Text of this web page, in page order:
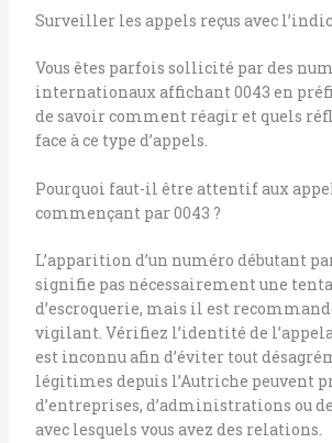
Surveiller les appels reçus avec
Vous êtes parfois sollicité par des
internationaux affichant 0043 en
de savoir comment réagir et quels
face à ce type d’appels.
Pourquoi faut-il être attentif aux
commençant par 0043 ?
L’apparition d’un numéro débutant
signifie pas nécessairement une
d’escroquerie, mais il est
vigilant. Vérifiez l’identité de
est inconnu afin d’éviter tout
légitimes depuis l’Autriche peuvent
d’entreprises, d’administrations ou
avec lesquels vous avez des relations.